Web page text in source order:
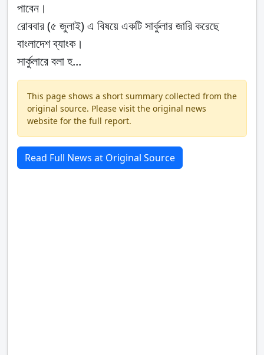
পাবেন।
রোববার (৫ জুলাই) এ বিষয়ে একটি সার্কুলার জারি করেছে
বাংলাদেশ ব্যাংক।
সার্কুলারে বলা হ...
This page shows a short summary collected from the
original source. Please visit the original news
website for the full report.
Read Full News at Original Source